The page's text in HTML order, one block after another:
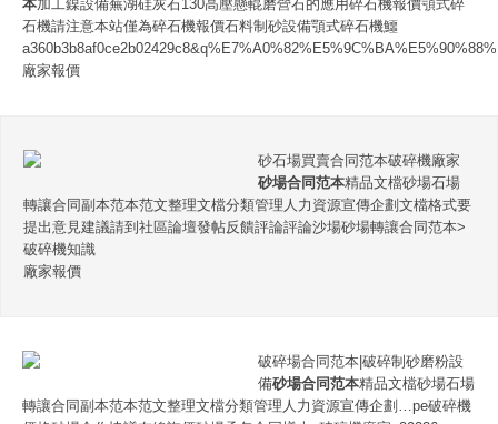
本加工鎳設備蕪湖硅灰石130高壓懸輥磨營石的應用碎石機報價顎式碎
石機請注意本站僅為碎石機報價石料制砂設備顎式碎石機鱷
廠家報價
砂石場買賣合同范本破碎機廠家
砂場合同范本精品文檔砂場石場
轉讓合同副本范本范文整理文檔分類管理人力資源宣傳企劃文檔格式要
提出意見建議請到社區論壇發帖反饋評論評論沙場砂場轉讓合同范本>
破碎機知識
廠家報價
破碎場合同范本|破碎制砂磨粉設
備砂場合同范本精品文檔砂場石場
轉讓合同副本范本范文整理文檔分類管理人力資源宣傳企劃…pe破碎機